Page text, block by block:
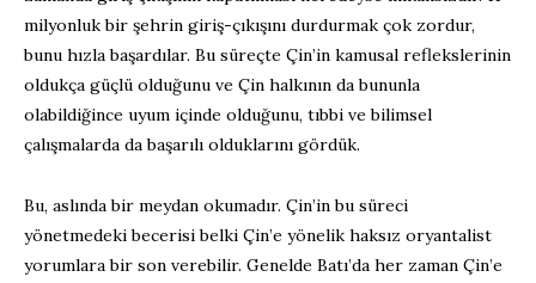
milyonluk bir şehrin giriş-çıkışını durdurmak çok zordur,
bunu hızla başardılar. Bu süreçte Çin’in kamusal reflekslerinin
oldukça güçlü olduğunu ve Çin halkının da bununla
olabildiğince uyum içinde olduğunu, tıbbi ve bilimsel
çalışmalarda da başarılı olduklarını gördük.
Bu, aslında bir meydan okumadır. Çin’in bu süreci
yönetmedeki becerisi belki Çin’e yönelik haksız oryantalist
yorumlara bir son verebilir. Genelde Batı’da her zaman Çin’e